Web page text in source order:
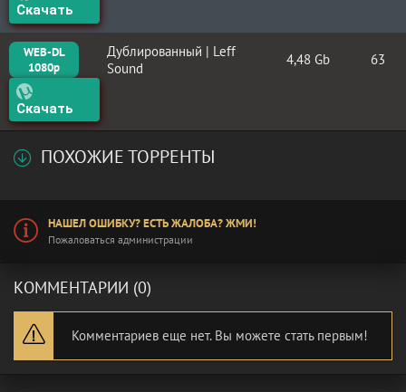
Скачать
WEB-DL
1080p
Дублированный | Leff
Sound
4,48 Gb 63
Скачать
ПОХОЖИЕ ТОРРЕНТЫ
НАШЕЛ ОШИБКУ? ЕСТЬ ЖАЛОБА? ЖМИ!
Пожаловаться администрации
КОММЕНТАРИИ (0)
Комментариев еще нет. Вы можете стать первым!